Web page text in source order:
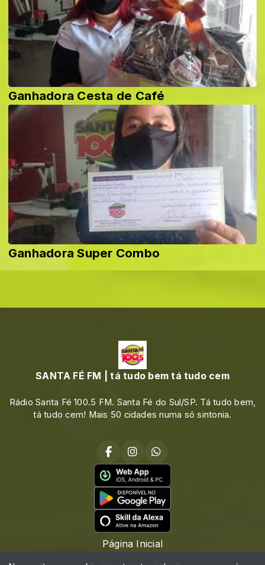
Ganhadora Cesta de Café
Ganhadora Super Combo
SANTA FÉ FM | tá tudo bem tá tudo cem
Rádio Santa Fé 100.5 FM. Santa Fé do Sul/SP. Tá tudo bem,
tá tudo cem! Mais 50 cidades numa só sintonia.
Página Inicial